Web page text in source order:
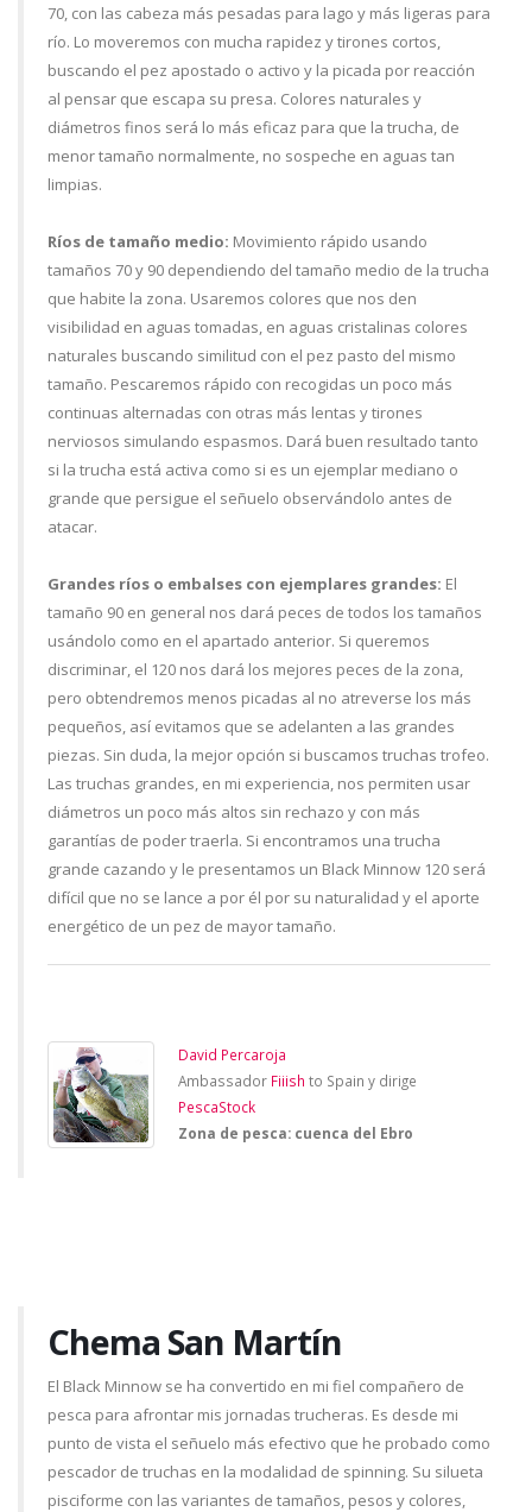
70, con las cabeza más pesadas para lago y más ligeras para
río. Lo moveremos con mucha rapidez y tirones cortos,
buscando el pez apostado o activo y la picada por reacción
al pensar que escapa su presa. Colores naturales y
diámetros finos será lo más eficaz para que la trucha, de
menor tamaño normalmente, no sospeche en aguas tan
limpias.
Ríos de tamaño medio: Movimiento rápido usando
tamaños 70 y 90 dependiendo del tamaño medio de la trucha
que habite la zona. Usaremos colores que nos den
visibilidad en aguas tomadas, en aguas cristalinas colores
naturales buscando similitud con el pez pasto del mismo
tamaño. Pescaremos rápido con recogidas un poco más
continuas alternadas con otras más lentas y tirones
nerviosos simulando espasmos. Dará buen resultado tanto
si la trucha está activa como si es un ejemplar mediano o
grande que persigue el señuelo observándolo antes de
atacar.
Grandes ríos o embalses con ejemplares grandes: El
tamaño 90 en general nos dará peces de todos los tamaños
usándolo como en el apartado anterior. Si queremos
discriminar, el 120 nos dará los mejores peces de la zona,
pero obtendremos menos picadas al no atreverse los más
pequeños, así evitamos que se adelanten a las grandes
piezas. Sin duda, la mejor opción si buscamos truchas trofeo.
Las truchas grandes, en mi experiencia, nos permiten usar
diámetros un poco más altos sin rechazo y con más
garantías de poder traerla. Si encontramos una trucha
grande cazando y le presentamos un Black Minnow 120 será
difícil que no se lance a por él por su naturalidad y el aporte
energético de un pez de mayor tamaño.
David Percaroja
Ambassador Fiiish to Spain y dirige
PescaStock
Zona de pesca: cuenca del Ebro
Chema San Martín
El Black Minnow se ha convertido en mi fiel compañero de
pesca para afrontar mis jornadas trucheras. Es desde mi
punto de vista el señuelo más efectivo que he probado como
pescador de truchas en la modalidad de spinning. Su silueta
pisciforme con las variantes de tamaños, pesos y colores,